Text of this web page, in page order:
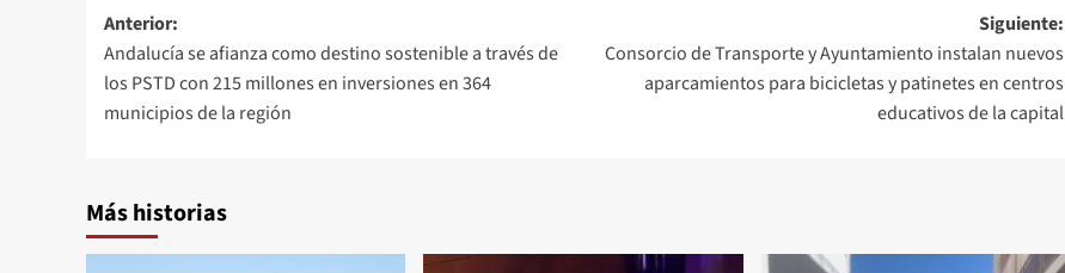
Navegación
de
entradas
Anterior:
Andalucía se afianza como destino sostenible a través de
los PSTD con 215 millones en inversiones en 364
municipios de la región
Siguiente:
Consorcio de Transporte y Ayuntamiento instalan nuevos
aparcamientos para bicicletas y patinetes en centros
educativos de la capital
Más historias